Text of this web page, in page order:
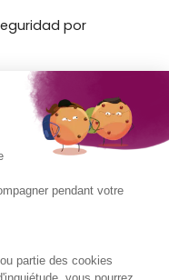
por
por avi
avi seguros
¡SÍGUENOS!